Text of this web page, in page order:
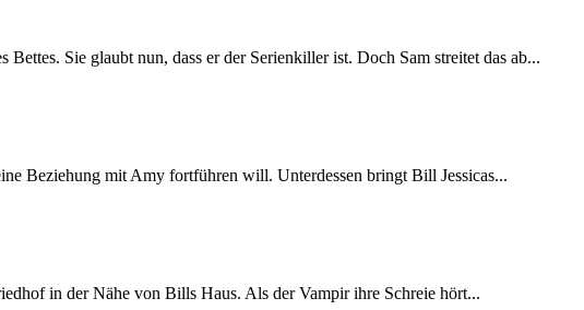
Sie glaubt nun, dass er der Serienkiller ist. Doch Sam streitet das ab...
Beziehung mit Amy fortführen will. Unterdessen bringt Bill Jessicas...
in der Nähe von Bills Haus. Als der Vampir ihre Schreie hört...